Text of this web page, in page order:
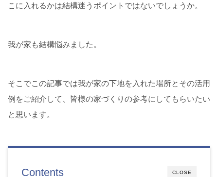
こに入れるかは結構迷うポイントではないでしょうか。
我が家も結構悩みました。
そこでこの記事では我が家の下地を入れた場所とその活用
例をご紹介して、皆様の家づくりの参考にしてもらいたい
と思います。
CLOSE
Contents